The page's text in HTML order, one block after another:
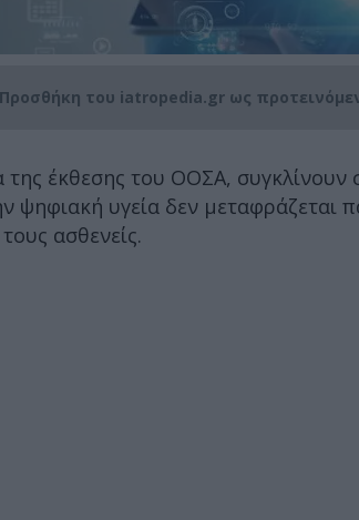
Προσθήκη του iatropedia.gr ως
της έκθεσης του ΟΟΣΑ, συγκλίνουν
ψηφιακή υγεία δεν μεταφράζεται
ασθενείς.